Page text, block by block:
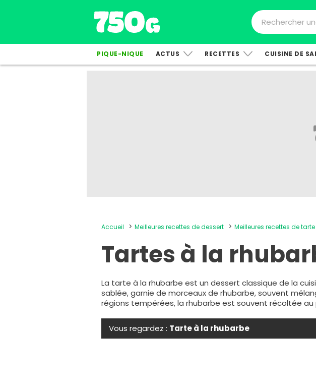
PIQUE-NIQUE ACTUS RECETTES CUISINE DE
Accueil Meilleures recettes de dessert Meilleures recettes de tarte
Tartes à la
La tarte à la rhubarbe est un dessert classique de la
sablée, garnie de morceaux de rhubarbe, souvent
régions tempérées, la rhubarbe est souvent récoltée
Vous regardez : Tarte à la rhubarbe